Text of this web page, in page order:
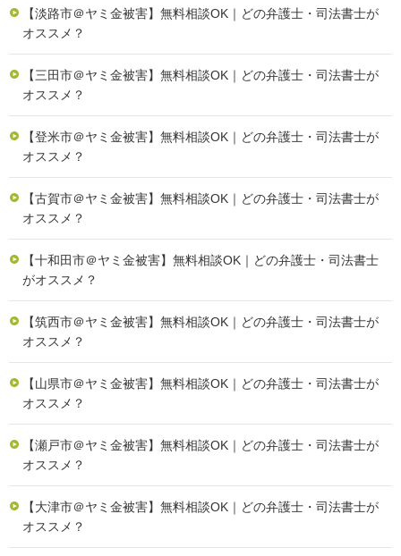
【淡路市＠ヤミ金被害】無料相談OK｜どの弁護士・司法書士が
オススメ？
【三田市＠ヤミ金被害】無料相談OK｜どの弁護士・司法書士が
オススメ？
【登米市＠ヤミ金被害】無料相談OK｜どの弁護士・司法書士が
オススメ？
【古賀市＠ヤミ金被害】無料相談OK｜どの弁護士・司法書士が
オススメ？
【十和田市＠ヤミ金被害】無料相談OK｜どの弁護士・司法書士
がオススメ？
【筑西市＠ヤミ金被害】無料相談OK｜どの弁護士・司法書士が
オススメ？
【山県市＠ヤミ金被害】無料相談OK｜どの弁護士・司法書士が
オススメ？
【瀬戸市＠ヤミ金被害】無料相談OK｜どの弁護士・司法書士が
オススメ？
【大津市＠ヤミ金被害】無料相談OK｜どの弁護士・司法書士が
オススメ？